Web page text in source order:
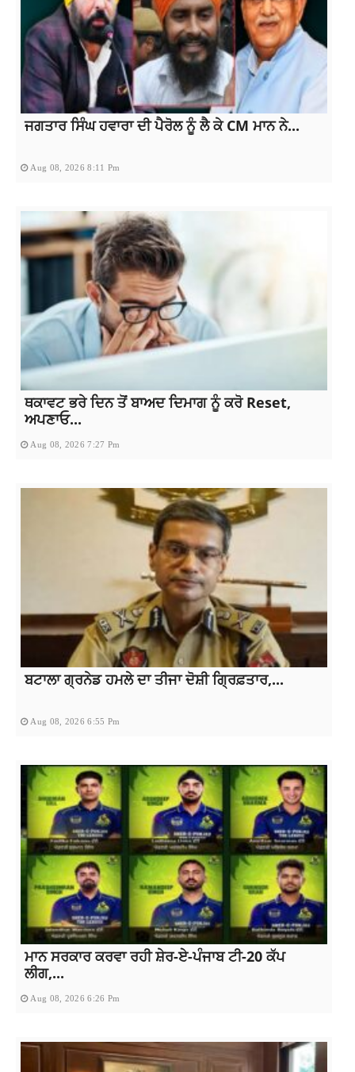
ਜਗਤਾਰ ਸਿੰਘ ਹਵਾਰਾ ਦੀ ਪੈਰੋਲ ਨੂੰ ਲੈ ਕੇ CM ਮਾਨ ਨੇ...
Aug 08, 2026 8:11 Pm
ਥਕਾਵਟ ਭਰੇ ਦਿਨ ਤੋਂ ਬਾਅਦ ਦਿਮਾਗ ਨੂੰ ਕਰੋ Reset,
ਅਪਣਾਓ...
Aug 08, 2026 7:27 Pm
ਬਟਾਲਾ ਗ੍ਰਨੇਡ ਹਮਲੇ ਦਾ ਤੀਜਾ ਦੋਸ਼ੀ ਗ੍ਰਿਫ਼ਤਾਰ,...
Aug 08, 2026 6:55 Pm
ਮਾਨ ਸਰਕਾਰ ਕਰਵਾ ਰਹੀ ਸ਼ੇਰ-ਏ-ਪੰਜਾਬ ਟੀ-20 ਕੱਪ
ਲੀਗ,...
Aug 08, 2026 6:26 Pm